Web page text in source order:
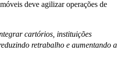
deve agilizar operações de
cartórios, instituições
retrabalho e aumentando a